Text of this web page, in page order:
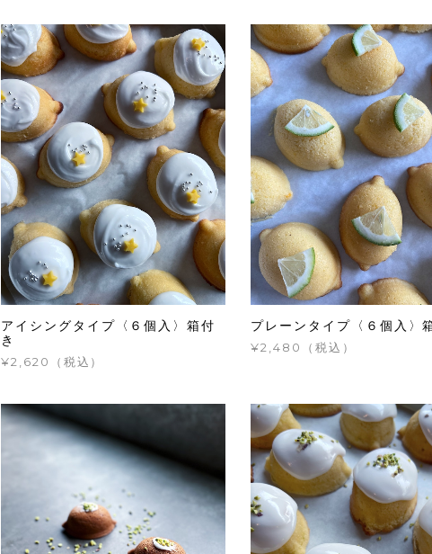
アイシングタイプ〈６個入〉箱付
き
¥2,620（税込）
プレーンタイプ〈６個入〉
¥2,480（税込）